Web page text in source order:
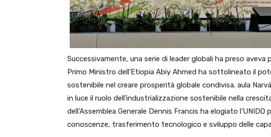
Successivamente, una serie di leader globali ha preso aveva
Primo Ministro dell’Etiopia Abiy Ahmed ha sottolineato il
sostenibile nel creare prosperità globale condivisa. aula
in luce il ruolo dell’industrializzazione sostenibile nella
dell’Assemblea Generale Dennis Francis ha elogiato
conoscenze, trasferimento tecnologico e sviluppo delle